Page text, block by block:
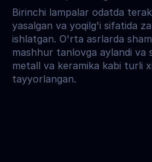
Birinchi lampalar odatda
yasalgan va yoqilg'i sifatida
ishlatgan. O'rta asrlarda
mashhur tanlovga aylandi va
metall va keramika kabi turli
tayyorlangan.